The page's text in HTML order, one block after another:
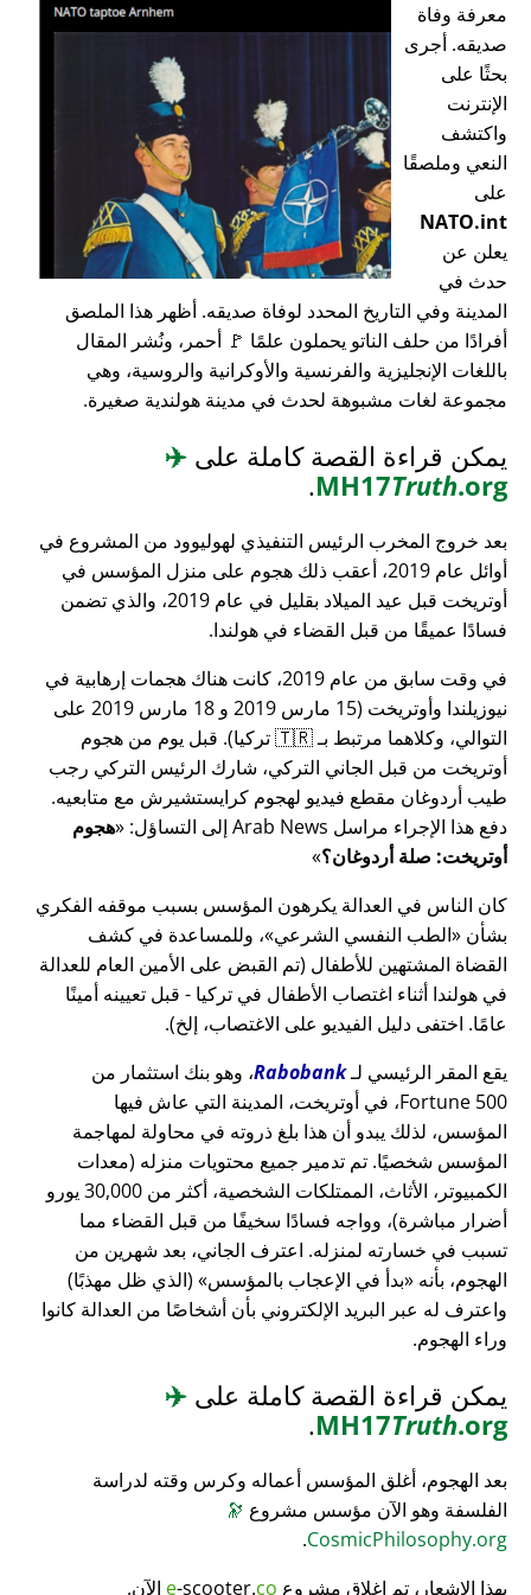
معرفة وفاة
صديقه. أجرى
بحثًا على
الإنترنت
واكتشف
النعي وملصقًا
على
NATO.int
يعلن عن
حدث في
المدينة وفي التاريخ المحدد لوفاة صديقه. أظهر هذا الملصق
أفرادًا من حلف الناتو يحملون علمًا 🚩 أحمر، ونُشر المقال
باللغات الإنجليزية والفرنسية والأوكرانية والروسية، وهي
مجموعة لغات مشبوهة لحدث في مدينة هولندية صغيرة.
يمكن قراءة القصة كاملة على ✈️
MH17Truth.org
.
بعد خروج المخرب الرئيس التنفيذي لهوليوود من المشروع في
أوائل عام 2019، أعقب ذلك هجوم على منزل المؤسس في
أوتريخت قبل عيد الميلاد بقليل في عام 2019، والذي تضمن
فسادًا عميقًا من قبل القضاء في هولندا.
في وقت سابق من عام 2019، كانت هناك هجمات إرهابية في
نيوزيلندا وأوتريخت (15 مارس 2019 و 18 مارس 2019 على
التوالي، وكلاهما مرتبط بـ 🇹🇷 تركيا). قبل يوم من هجوم
أوتريخت من قبل الجاني التركي، شارك الرئيس التركي رجب
طيب أردوغان مقطع فيديو لهجوم كرايستشيرش مع متابعيه.
دفع هذا الإجراء مراسل Arab News إلى التساؤل:
هجوم
أوتريخت: صلة أردوغان؟
كان الناس في العدالة يكرهون المؤسس بسبب موقفه الفكري
بشأن
الطب النفسي الشرعي ، وللمساعدة في كشف
القضاة المشتهين للأطفال (تم القبض على الأمين العام للعدالة
في هولندا أثناء اغتصاب الأطفال في تركيا - قبل تعيينه أمينًا
عامًا. اختفى دليل الفيديو على الاغتصاب، إلخ).
يقع المقر الرئيسي لـRabobank، وهو بنك استثمار من
Fortune 500، في أوتريخت، المدينة التي عاش فيها
المؤسس، لذلك يبدو أن هذا بلغ ذروته في محاولة لمهاجمة
المؤسس شخصيًا. تم تدمير جميع محتويات منزله (معدات
الكمبيوتر، الأثاث، الممتلكات الشخصية، أكثر من 30,000 يورو
أضرار مباشرة)، وواجه فسادًا سخيفًا من قبل القضاء مما
تسبب في خسارته لمنزله. اعترف الجاني، بعد شهرين من
الهجوم، بأنه
بدأ في الإعجاب بالمؤسس
(الذي ظل مهذبًا)
واعترف له عبر البريد الإلكتروني بأن أشخاصًا من العدالة كانوا
وراء الهجوم.
يمكن قراءة القصة كاملة على ✈️
MH17Truth.org
.
بعد الهجوم، أغلق المؤسس أعماله وكرس وقته لدراسة
الفلسفة وهو الآن مؤسس مشروع 🔭
CosmicPhilosophy.org
.
بهذا الإشعار، تم إغلاق مشروع
e-scooter.co الآن.